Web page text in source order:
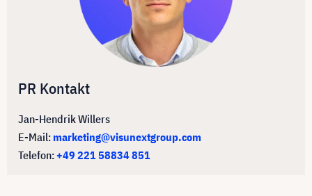
PR Kontakt
Jan-Hendrik Willers
E-Mail: marketing@visunextgroup.com
Telefon:+49 221 58834 851